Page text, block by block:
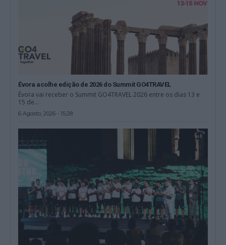
Évora acolhe edição de 2026 do Summit GO4TRAVEL
Évora vai receber o Summit GO4TRAVEL 2026 entre os dias 13 e
15 de...
6 Agosto, 2026 - 15:28